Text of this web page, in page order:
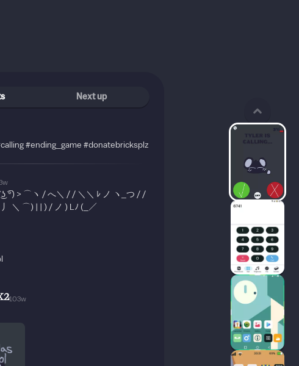
Next up
#ending_game #donatebricksplz
͡°) > ⌒ヽ / へ＼ / / ＼＼ ﾚ ノ ヽ_つ / /
＼ ⌒) | | ) / ノ ) Lﾉ (_／
103w